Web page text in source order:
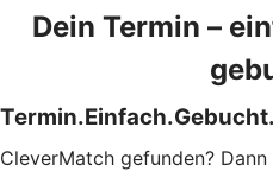
Dein Termin –
Termin.Einfach.Gebucht.
CleverMatch gefunden?